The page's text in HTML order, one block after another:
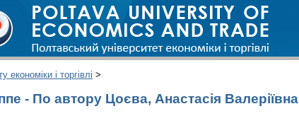
економіки і торгівлі >
- По автору Цоєва, Анастасія Валеріївна